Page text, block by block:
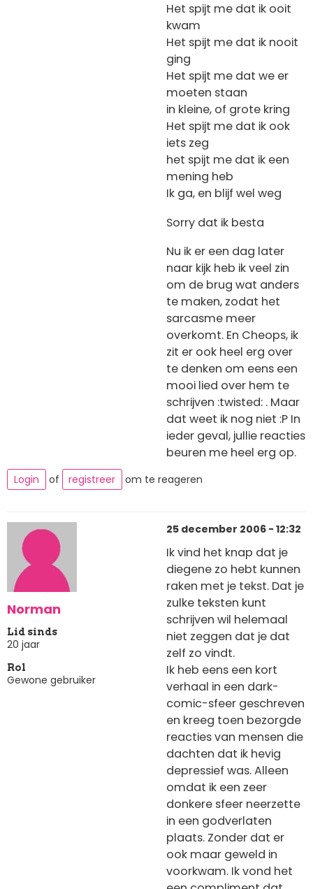
Het spijt me dat ik ooit
kwam
Het spijt me dat ik nooit
ging
Het spijt me dat we er
moeten staan
in kleine, of grote kring
Het spijt me dat ik ook
iets zeg
het spijt me dat ik een
mening heb
Ik ga, en blijf wel weg
Sorry dat ik besta
Nu ik er een dag later
naar kijk heb ik veel zin
om de brug wat anders
te maken, zodat het
sarcasme meer
overkomt. En Cheops, ik
zit er ook heel erg over
te denken om eens een
mooi lied over hem te
schrijven :twisted: . Maar
dat weet ik nog niet :P In
ieder geval, jullie reacties
beuren me heel erg op.
Login of registreer om te reageren
Norman
Lid sinds
20 jaar
Rol
Gewone gebruiker
25 december 2006 - 12:32
Ik vind het knap dat je
diegene zo hebt kunnen
raken met je tekst. Dat je
zulke teksten kunt
schrijven wil helemaal
niet zeggen dat je dat
zelf zo vindt.
Ik heb eens een kort
verhaal in een dark-
comic-sfeer geschreven
en kreeg toen bezorgde
reacties van mensen die
dachten dat ik hevig
depressief was. Alleen
omdat ik een zeer
donkere sfeer neerzette
in een godverlaten
plaats. Zonder dat er
ook maar geweld in
voorkwam. Ik vond het